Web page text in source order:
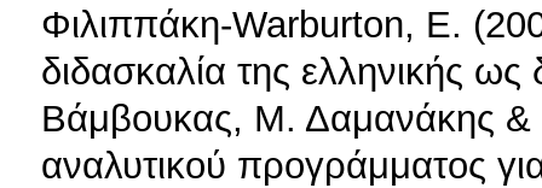
Φιλιππάκη-Warburton, E.
διδασκαλία της ελληνικής
Βάμβουκας, Μ. Δαμανάκης &
αναλυτικού προγράμματος